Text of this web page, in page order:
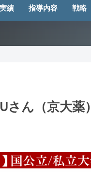
績 指導内容 戦略
さん（京大薬）